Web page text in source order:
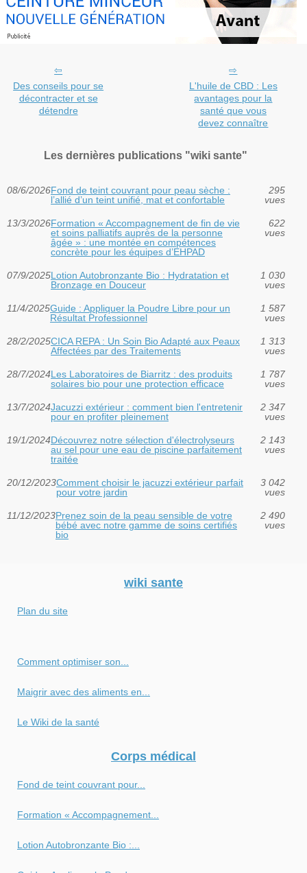
Des conseils pour se
décontracter et se
détendre
L'huile de CBD : Les
avantages pour la
santé que vous
devez connaître
Les dernières publications "wiki sante"
08/6/2026Fond de teint couvrant pour peau sèche :
l’allié d’un teint unifié, mat et confortable
295
vues
13/3/2026Formation « Accompagnement de fin de vie
et soins palliatifs auprès de la personne
âgée » : une montée en compétences
concrète pour les équipes d’EHPAD
622
vues
07/9/2025Lotion Autobronzante Bio : Hydratation et
Bronzage en Douceur
1 030
vues
11/4/2025Guide : Appliquer la Poudre Libre pour un
Résultat Professionnel
1 587
vues
28/2/2025CICA REPA : Un Soin Bio Adapté aux Peaux
Affectées par des Traitements
1 313
vues
28/7/2024Les Laboratoires de Biarritz : des produits
solaires bio pour une protection efficace
1 787
vues
13/7/2024Jacuzzi extérieur : comment bien l'entretenir
pour en profiter pleinement
2 347
vues
19/1/2024Découvrez notre sélection d'électrolyseurs
au sel pour une eau de piscine parfaitement
traitée
2 143
vues
20/12/2023Comment choisir le jacuzzi extérieur parfait
pour votre jardin
3 042
vues
11/12/2023Prenez soin de la peau sensible de votre
bébé avec notre gamme de soins certifiés
bio
2 490
vues
wiki sante
Plan du site
Comment optimiser son...
Maigrir avec des aliments en...
Le Wiki de la santé
Corps médical
Fond de teint couvrant pour...
Formation « Accompagnement...
Lotion Autobronzante Bio :...